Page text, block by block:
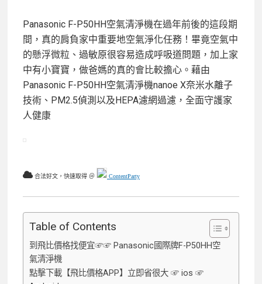
Panasonic F-P50HH空氣清淨機在過年前後的這段期
間，真的肩負家中重要地空氣淨化任務！畢竟空氣中
的懸浮微粒、過敏原很容易造成呼吸道問題，加上家
中有小寶寶，做爸媽的真的會比較擔心。藉由
Panasonic F-P50HH空氣清淨機nanoe X奈米水離子
技術、PM2.5偵測以及HEPA濾網過濾，全面守護家
人健康
合法好文，快速取得 ＠ ContentParty
Table of Contents
到飛比價格找便宜☞☞ Panasonic國際牌F-P50HH空
氣清淨機
點擊下載【飛比價格APP】立即省很大 ☞ ios ☞